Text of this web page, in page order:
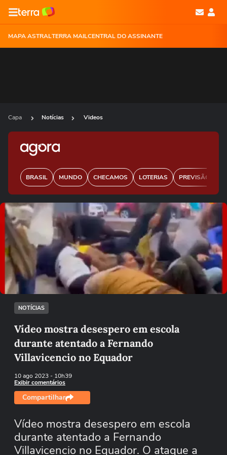
MAPA ASTRALTERRA MAILCENTRAL DO ASSINANTE
Capa Notícias Videos
BRASIL MUNDO CHECAMOS LOTERIAS PREVISÃO DO
Ops!
Não foi possível reproduzir o vídeo
Tentar novamente
NOTÍCIAS
Vídeo mostra desespero em escola
durante atentado a Fernando
Villavicencio no Equador
10 ago 2023- 10h39
Exibir comentários
Compartilhar
Vídeo mostra desespero em escola
durante atentado a Fernando
Villavicencio no Equador. O ataque a